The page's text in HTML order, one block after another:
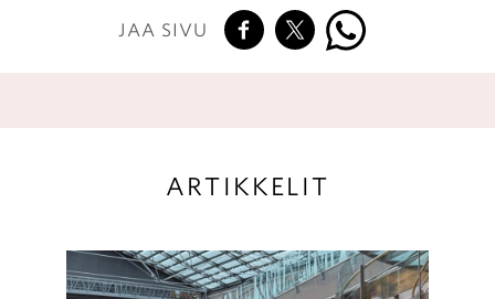
JAA SIVU
ARTIKKELIT